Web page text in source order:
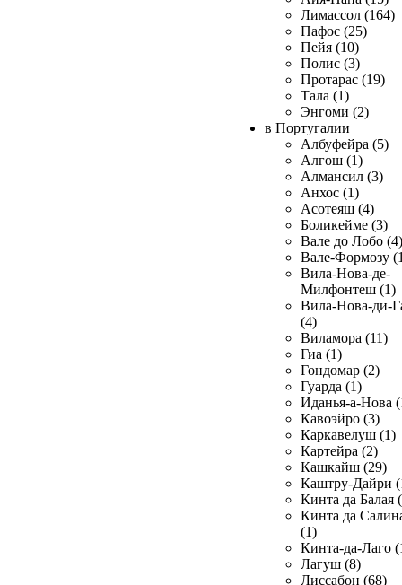
Лимассол (164)
Пафос (25)
Пейя (10)
Полис (3)
Протарас (19)
Тала (1)
Энгоми (2)
в Португалии
Албуфейра (5)
Алгош (1)
Алмансил (3)
Анхос (1)
Асотеяш (4)
Боликейме (3)
Вале до Лобо (4)
Вале-Формозу
Вила-Нова-де-
Милфонтеш (1)
Вила-Нова-ди-
(4)
Виламора (11)
Гиа (1)
Гондомар (2)
Гуарда (1)
Иданья-а-Нова
Кавоэйро (3)
Каркавелуш (1)
Картейра (2)
Кашкайш (29)
Каштру-Дайри
Кинта да Балая
Кинта да
(1)
Кинта-да-Лаго
Лагуш (8)
Лиссабон (68)